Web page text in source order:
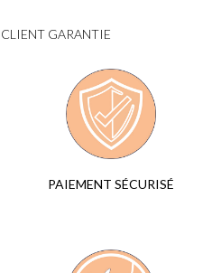
GARANTIE
PAIEMENT SÉCURISÉ